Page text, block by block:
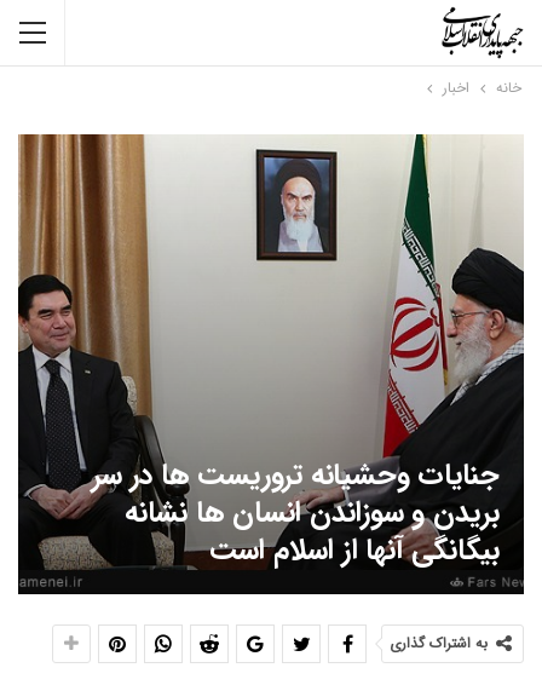
خانه اخبار
جنایات وحشیانه تروریست ها در سر
بریدن و سوزاندن انسان ها نشانه
بیگانگی آنها از اسلام است
به اشتراک گذاری